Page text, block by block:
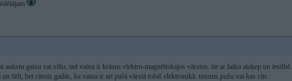
aukstu gaisu vai siltu, tad vaina ir krāsns elektro-magnētiskajos vārstos. tie ar laiku aizķep un iesūbē.
tīrīt, bet citreiz gadās, ka vaina ir arī pašā vārstā tobiš elektronikā. tinums pušu vai kas cits.